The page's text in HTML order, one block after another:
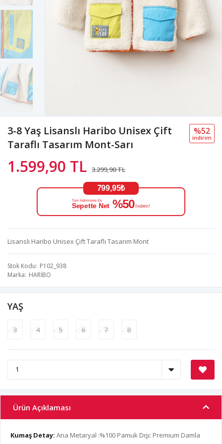
3-8 Yaş Lisanslı Haribo Unisex Çift
Taraflı Tasarım Mont-Sarı
1.599,90 TL 3.299,90 TL
%52
i̇ndi̇ri̇m
799,95₺
Tüm İndirimlere Ek
Sepette Net %50 İndirim!
Lisanslı Haribo Unisex Çift Taraflı Tasarım Mont
Stok Kodu P102_938
Marka HARİBO
YAŞ
3 4 5 6 7 8
Ürün Açıklaması
Kumaş Detay: Ana Metaryal :%100 Pamuk Dışı: Premium Damla